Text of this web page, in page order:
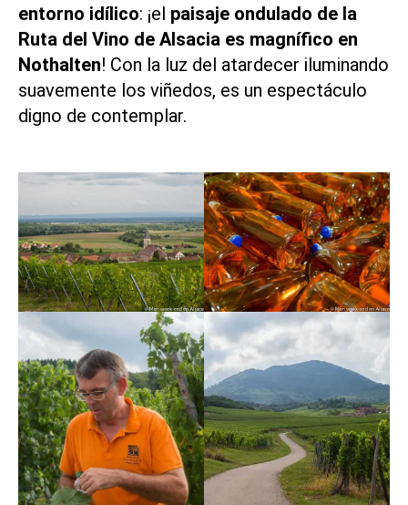
entorno idílico: ¡el paisaje ondulado de la
Ruta del Vino de Alsacia es magnífico en
Nothalten! Con la luz del atardecer iluminando
suavemente los viñedos, es un espectáculo
digno de contemplar.